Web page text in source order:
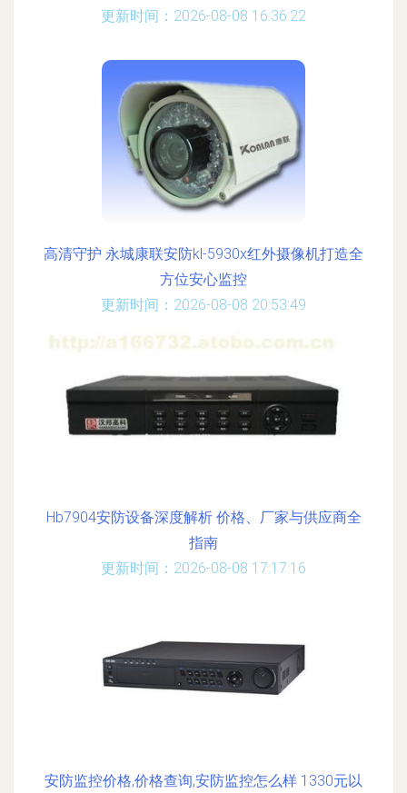
更新时间：2026-08-08 16:36:22
高清守护 永城康联安防kl-5930x红外摄像机打造全
方位安心监控
更新时间：2026-08-08 20:53:49
Hb7904安防设备深度解析 价格、厂家与供应商全
指南
更新时间：2026-08-08 17:17:16
安防监控价格,价格查询,安防监控怎么样 1330元以